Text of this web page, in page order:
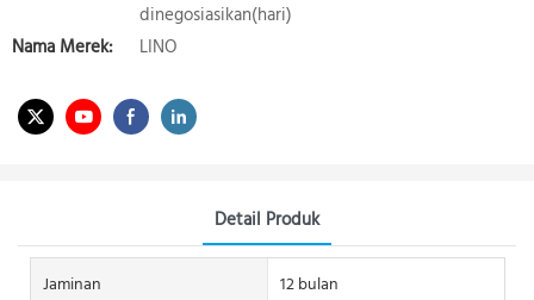
dinegosiasikan(hari)
Nama Merek:
LINO
Detail Produk
Jaminan
12 bulan